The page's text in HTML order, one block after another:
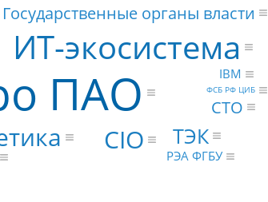
ПАО
ИТ-экосистема
CIO ТЭК
CTO
Государственные органы власти
IBM
РЭА ФГБУ
ФСБ РФ ЦИБ